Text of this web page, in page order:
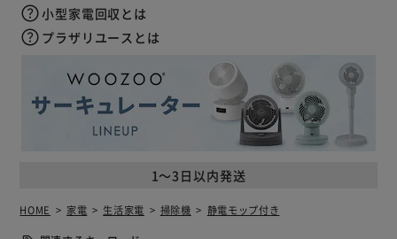
1～3日以内発送
小型家電回収とは
プラザリユースとは
HOME 家電 生活家電 掃除機 静電モップ付き